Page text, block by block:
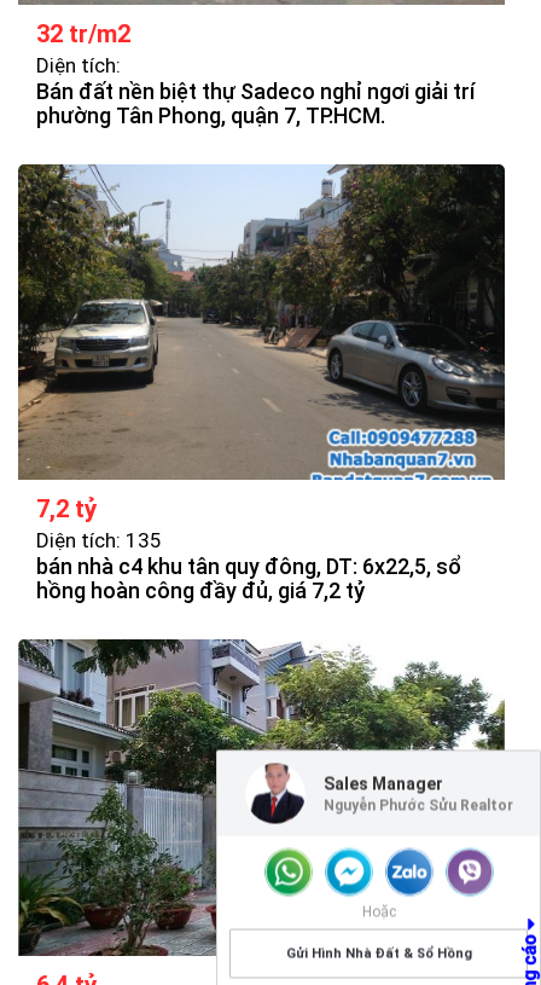
Sales Manager
Nguyễn Phước Sửu Realtor
Hoặc
Gửi Hình Nhà Đất & Sổ Hồng
32 tr/m2
Diện tích:
Bán đất nền biệt thự Sadeco nghỉ ngơi giải trí
phường Tân Phong, quận 7, TP.HCM.
7,2 tỷ
Diện tích: 135
bán nhà c4 khu tân quy đông, DT: 6x22,5, sổ
hồng hoàn công đầy đủ, giá 7,2 tỷ